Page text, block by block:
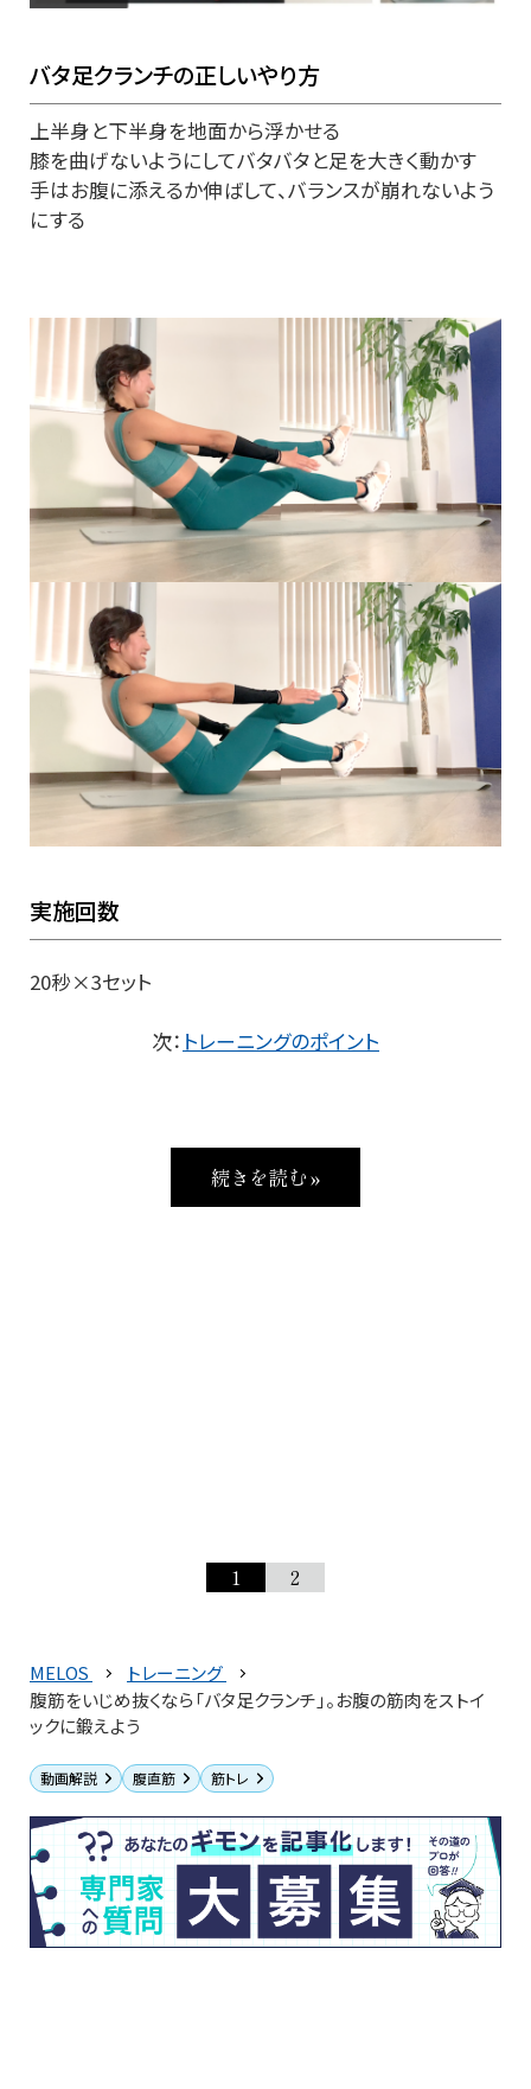
バタ足クランチの正しいやり方
上半身と下半身を地面から浮かせる
膝を曲げないようにしてバタバタと足を大きく動かす
手はお腹に添えるか伸ばして、バランスが崩れないよう
にする
実施回数
20秒×3セット
次： トレーニングのポイント
続きを読む »
1 2
MELOS
トレーニング
腹筋をいじめ抜くなら「バタ足クランチ」。お腹の筋肉をストイ
ックに鍛えよう
動画解説 腹直筋 筋トレ